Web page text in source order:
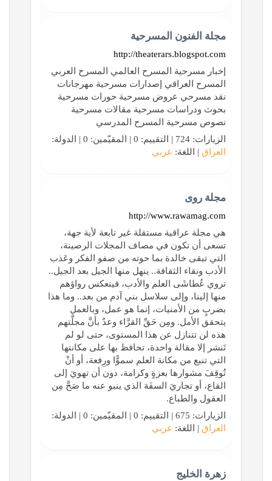
مجلة الفنون المسرحية
http://theaterars.blogspot.com
إخبار مسرحية المسرح العالمي المسرح العربي
المسرح العراقي إصدارات مسرحية مهرجانات
نقد مسرحي عروض مسرحية حورات مسرحية
بحوث ودراسات مسرحية مقالات مسرحية
نصوص مسرحية المسرح المدرسي
الزيارات: 724 | التقييم: 0 | المقيّمين: 0 | الدولة:
العراق | اللغة: عربي
مجلة روى
http://www.rawamag.com
هي مجلة عراقية مستقلة غير تابعة لأية جهة،
تسعى أن تكون في مصاف المجلات الرصينة،
التي تبقى خالدة بما حوته من صفو الفكر وعَذب
الأدب ونقاء الثقافة.. ينهل منها الجيل بعد الجيل..
تروي عُطاشَى العلم والأدب، فينعكس رواؤهم
منها إلينا، وإلى سلاسل بني آدم من بعد.. وما هذا
بضربٍ من الأمنيات، إنما هو عمل، وبالعمل
يتحقق الأمل. ومِن حَقِّ القرَّاء وعدٌ بأنَّ مجلَّتهم
هذه لن تتنازل عن هذا المستوى، حتى لو لم
تَنشر إلا مقالة واحدة، تحافظ بها على مكانتها
التي تنبع من مكانة العلم سموًّا ورِفعة، أو أنْ
تُوقِفَ مشوارها بعزةٍ وكرامة، دون أن تهويَ إلى
القاع، أو تجاريَ السفَهَ الذي ينبو عنه ما صَحَّ مِن
العقول والطباع.
الزيارات: 675 | التقييم: 0 | المقيّمين: 0 | الدولة:
العراق | اللغة: عربي
زهرة الخليج